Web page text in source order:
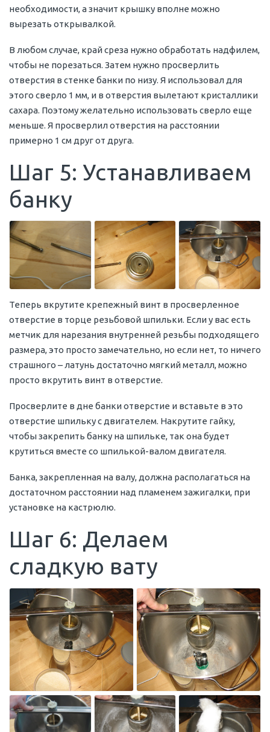
необходимости, а значит крышку вполне можно
вырезать открывалкой.
В любом случае, край среза нужно обработать надфилем,
чтобы не порезаться. Затем нужно просверлить
отверстия в стенке банки по низу. Я использовал для
этого сверло 1 мм, и в отверстия вылетают кристаллики
сахара. Поэтому желательно использовать сверло еще
меньше. Я просверлил отверстия на расстоянии
примерно 1 см друг от друга.
Шаг 5: Устанавливаем
банку
Теперь вкрутите крепежный винт в просверленное
отверстие в торце резьбовой шпильки. Если у вас есть
метчик для нарезания внутренней резьбы подходящего
размера, это просто замечательно, но если нет, то ничего
страшного – латунь достаточно мягкий металл, можно
просто вкрутить винт в отверстие.
Просверлите в дне банки отверстие и вставьте в это
отверстие шпильку с двигателем. Накрутите гайку,
чтобы закрепить банку на шпильке, так она будет
крутиться вместе со шпилькой-валом двигателя.
Банка, закрепленная на валу, должна располагаться на
достаточном расстоянии над пламенем зажигалки, при
установке на кастрюлю.
Шаг 6: Делаем
сладкую вату